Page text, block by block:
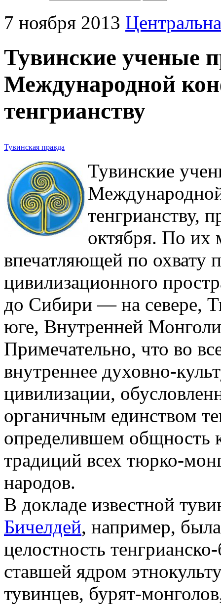
7 ноября 2013
Тувинские ученые
Международной
тенгрианству
Тувинская правда
Тувинские
тенгрианству,
октября. По их
впечатляющей по охвату
цивилизационного
до Сибири — на севере,
юге, Внутренней
Примечательно, что во
внутреннее духовно-
цивилизации,
органичным единством
определившем общность
традиций всех тюрко-
народов.
В докладе известной
Бичелдей, например,
целостность
ставшей ядром
тувинцев, бурят-